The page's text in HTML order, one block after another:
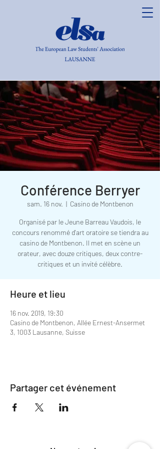
Conférence Berryer
sam. 16 nov.
  |
Casino de Montbenon
Organisé par le Jeune Barreau Vaudois, le
concours renommé d'art oratoire se tiendra au
casino de Montbenon. Il met en scène un
orateur, avec douze critiques, deux contre-
critiques et un invité célèbre.
Heure et lieu
16 nov. 2019, 19:30
Casino de Montbenon, Allée Ernest-Ansermet
3, 1003 Lausanne, Suisse
Partager cet événement